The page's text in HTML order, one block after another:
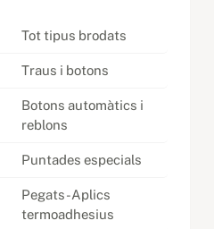
Tot tipus brodats
Traus i botons
Botons automàtics i
reblons
Puntades especials
Pegats-Aplics
termoadhesius